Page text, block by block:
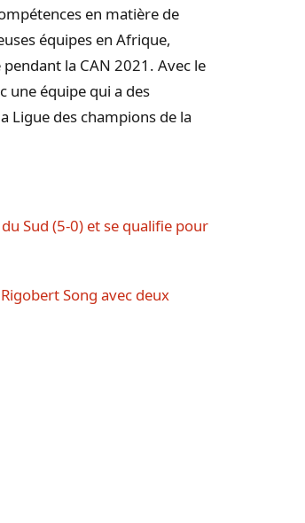
en matière de
équipes en Afrique,
la CAN 2021. Avec le
une équipe qui a des
Ligue des champions de la
Sud (5-0) et se qualifie pour
Song avec deux